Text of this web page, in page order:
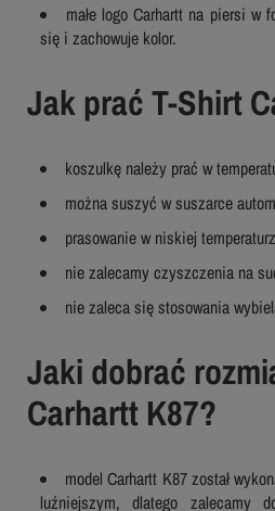
małe logo Carhartt na piersi w
się i zachowuje kolor.
Jak prać T-Shirt
koszulkę należy prać w
można suszyć w suszarce
prasowanie w niskiej
nie zalecamy czyszczenia na
nie zaleca się stosowania
Jaki dobrać
Carhartt K87?
model Carhartt K87 został
luźniejszym, dlatego zalecamy